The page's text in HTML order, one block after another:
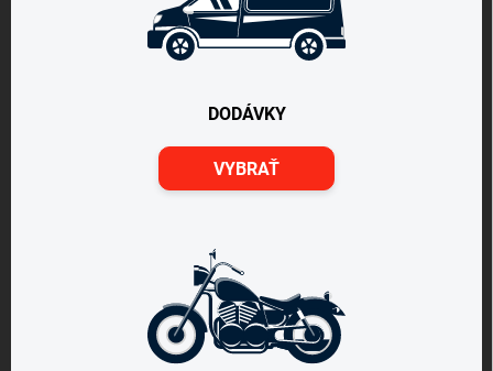
DODÁVKY
VYBRAŤ